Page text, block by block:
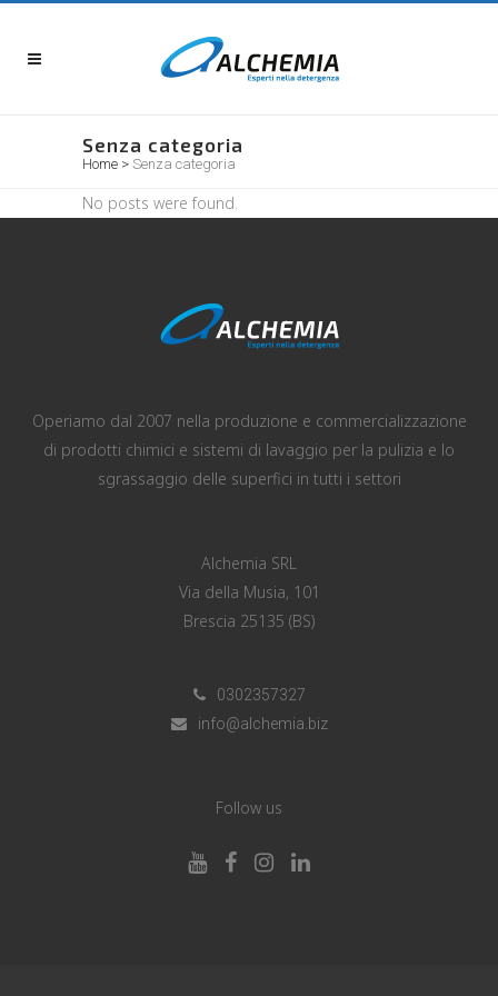
Senza categoria
Home > Senza categoria
No posts were found.
Operiamo dal 2007 nella produzione e commercializzazione
di prodotti chimici e sistemi di lavaggio per la pulizia e lo
sgrassaggio delle superfici in tutti i settori
Alchemia SRL
Via della Musia, 101
Brescia 25135 (BS)
0302357327
info@alchemia.biz
Follow us